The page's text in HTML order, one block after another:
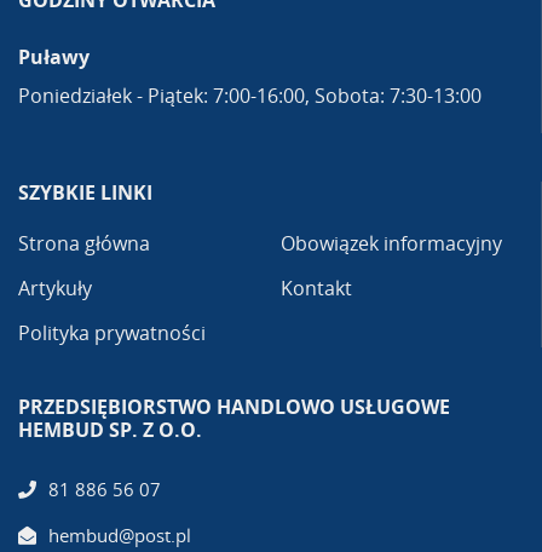
Puławy
Poniedziałek - Piątek: 7:00-16:00, Sobota: 7:30-13:00
SZYBKIE LINKI
Strona główna
Artykuły
Polityka prywatności
Obowiązek informacyjny
Kontakt
PRZEDSIĘBIORSTWO HANDLOWO USŁUGOWE
HEMBUD SP. Z O.O.
81 886 56 07
hembud@post.pl